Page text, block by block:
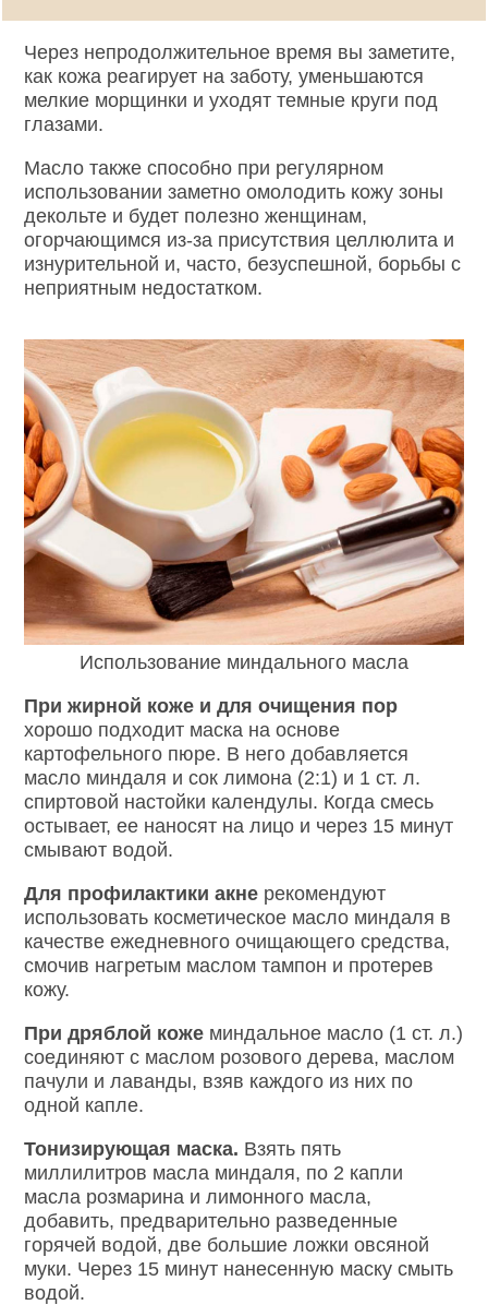
Через непродолжительное время вы заметите,
как кожа реагирует на заботу, уменьшаются
мелкие морщинки и уходят темные круги под
глазами.
Масло также способно при регулярном
использовании заметно омолодить кожу зоны
декольте и будет полезно женщинам,
огорчающимся из-за присутствия целлюлита и
изнурительной и, часто, безуспешной, борьбы с
неприятным недостатком.
Использование миндального масла
При жирной коже и для очищения пор
хорошо подходит маска на основе
картофельного пюре. В него добавляется
масло миндаля и сок лимона (2:1) и 1 ст. л.
спиртовой настойки календулы. Когда смесь
остывает, ее наносят на лицо и через 15 минут
смывают водой.
Для профилактики акне рекомендуют
использовать косметическое масло миндаля в
качестве ежедневного очищающего средства,
смочив нагретым маслом тампон и протерев
кожу.
При дряблой коже миндальное масло (1 ст. л.)
соединяют с маслом розового дерева, маслом
пачули и лаванды, взяв каждого из них по
одной капле.
Тонизирующая маска. Взять пять
миллилитров масла миндаля, по 2 капли
масла розмарина и лимонного масла,
добавить, предварительно разведенные
горячей водой, две большие ложки овсяной
муки. Через 15 минут нанесенную маску смыть
водой.